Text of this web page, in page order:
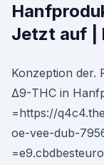
Jetzt auf |
Konzeption der.
Δ9-THC in
=https://
oe-vee-dub-